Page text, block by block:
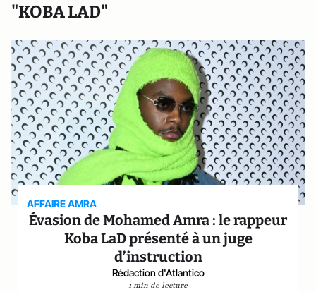
"KOBA LAD"
AFFAIRE AMRA
Évasion de Mohamed Amra : le rappeur
Koba LaD présenté à un juge
d’instruction
Rédaction d'Atlantico
1 min de lecture